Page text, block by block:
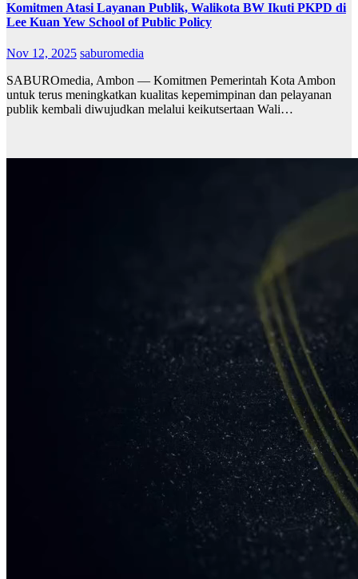
Komitmen Atasi Layanan Publik, Walikota BW Ikuti PKPD di
Lee Kuan Yew School of Public Policy
Nov 12, 2025 saburomedia
SABUROmedia, Ambon — Komitmen Pemerintah Kota Ambon
untuk terus meningkatkan kualitas kepemimpinan dan pelayanan
publik kembali diwujudkan melalui keikutsertaan Wali…